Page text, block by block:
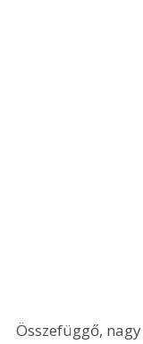
Összefüggő,